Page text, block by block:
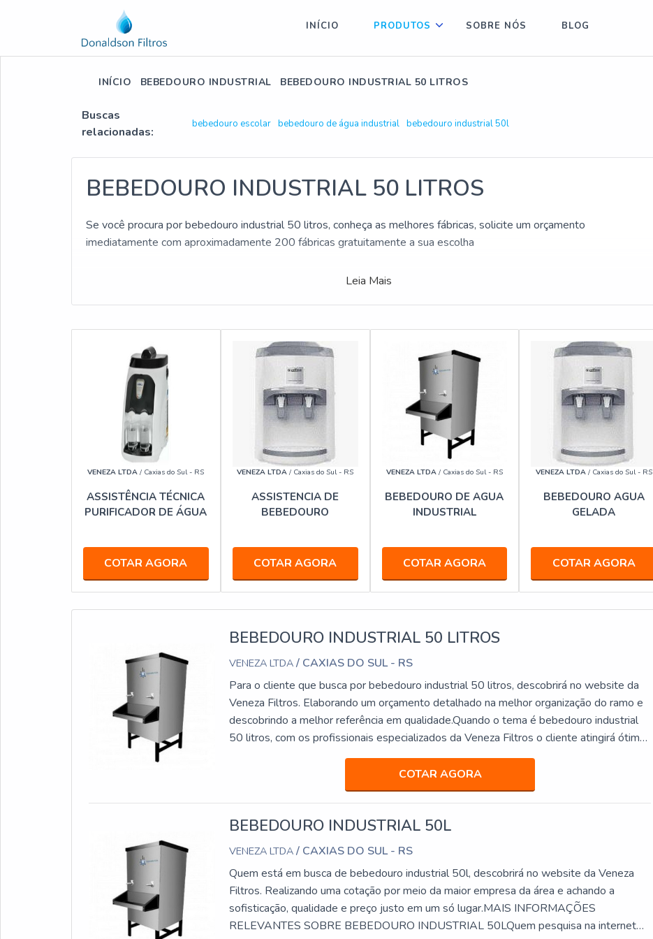
INÍCIO PRODUTOS SOBRE NÓS BLOG
INÍCIO BEBEDOURO INDUSTRIAL BEBEDOURO INDUSTRIAL 50 LITROS
Buscas
relacionadas:
bebedouro escolar bebedouro de água industrial bebedouro industrial 50l
BEBEDOURO INDUSTRIAL 50 LITROS
Se você procura por bebedouro industrial 50 litros, conheça as melhores fábricas, solicite um orçamento
imediatamente com aproximadamente 200 fábricas gratuitamente a sua escolha
Leia Mais
VENEZA LTDA / Caxias do Sul - RS
ASSISTÊNCIA TÉCNICA
PURIFICADOR DE ÁGUA
COTAR AGORA
VENEZA LTDA / Caxias do Sul - RS
ASSISTENCIA DE
BEBEDOURO
COTAR AGORA
VENEZA LTDA/ Caxias do Sul - RS
BEBEDOURO DE AGUA
INDUSTRIAL
COTAR AGORA
VENEZA LTDA/ Caxias do Sul - RS
BEBEDOURO AGUA
GELADA
COTAR AGORA
BEBEDOURO INDUSTRIAL 50 LITROS
VENEZA LTDA/ CAXIAS DO SUL - RS
Para o cliente que busca por bebedouro industrial 50 litros, descobrirá no website da
Veneza Filtros. Elaborando um orçamento detalhado na melhor organização do ramo e
descobrindo a melhor referência em qualidade.Quando o tema é bebedouro industrial
50 litros, com os profissionais especializados da Veneza Filtros o cliente atingirá ótima
qualidade com pagamento acessível.MAIS INFORMAÇÕES INTERESSANTES
SOBRE BEBEDOURO INDUSTRIAL 50 LITROSA Veneza Filtros centraliza sua
estratégia em criar aos parceiros uma estrutura com escritório de alta qualidade onde
são realizadas as atividades e estrutura suficiente para atender todas as demandas,
tudo para oferecer bebedouro industrial 50 litros com excelente custo-benefício.Há
muitas maneiras eficientes de demonstrar competência e excelência em sua área de
atuação. A Veneza Filtros se mostra referência por ter: Soluções para quem busca a
melhor qualidade para a sua água; Comprometimento com os resultados dos clientes;
Atendimento de forma personalizada para cada cliente.Ainda com uma visão analítica
sobre bebedouro industrial 50 litros, é importante buscar uma empresa que tenha
produtos e serviços com ótima qualidade e precisão, detalhes primordiais que são
COTAR AGORA
BEBEDOURO INDUSTRIAL 50L
VENEZA LTDA/ CAXIAS DO SUL - RS
Quem está em busca de bebedouro industrial 50l, descobrirá no website da Veneza
Filtros. Realizando uma cotação por meio da maior empresa da área e achando a
sofisticação, qualidade e preço justo em um só lugar.MAIS INFORMAÇÕES
RELEVANTES SOBRE BEBEDOURO INDUSTRIAL 50LQuem pesquisa na internet